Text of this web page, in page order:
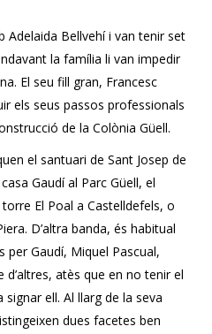
Adelaida Bellvehí i van tenir set
la família li van impedir
El seu fill gran, Francesc
els seus passos professionals
de la Colònia Güell.
el santuari de Sant Josep de
Gaudí al Parc Güell, el
El Poal a Castelldefels, o
D’altra banda, és habitual
Gaudí, Miquel Pascual,
atès que en no tenir el
ell. Al llarg de la seva
dues facetes ben